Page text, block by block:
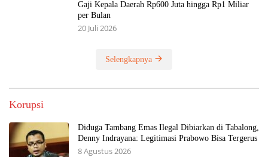
Gaji Kepala Daerah Rp600 Juta hingga Rp1 Miliar
per Bulan
20 Juli 2026
Selengkapnya
Korupsi
Diduga Tambang Emas Ilegal Dibiarkan di Tabalong,
Denny Indrayana: Legitimasi Prabowo Bisa Tergerus
8 Agustus 2026